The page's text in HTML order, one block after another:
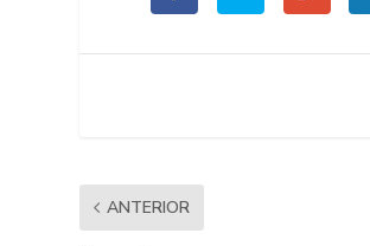
ANTERIOR